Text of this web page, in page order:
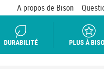
A propos de Bison
DURABILITÉ PLUS À